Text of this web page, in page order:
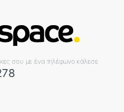
σου με ένα τηλέφωνο κάλεσε